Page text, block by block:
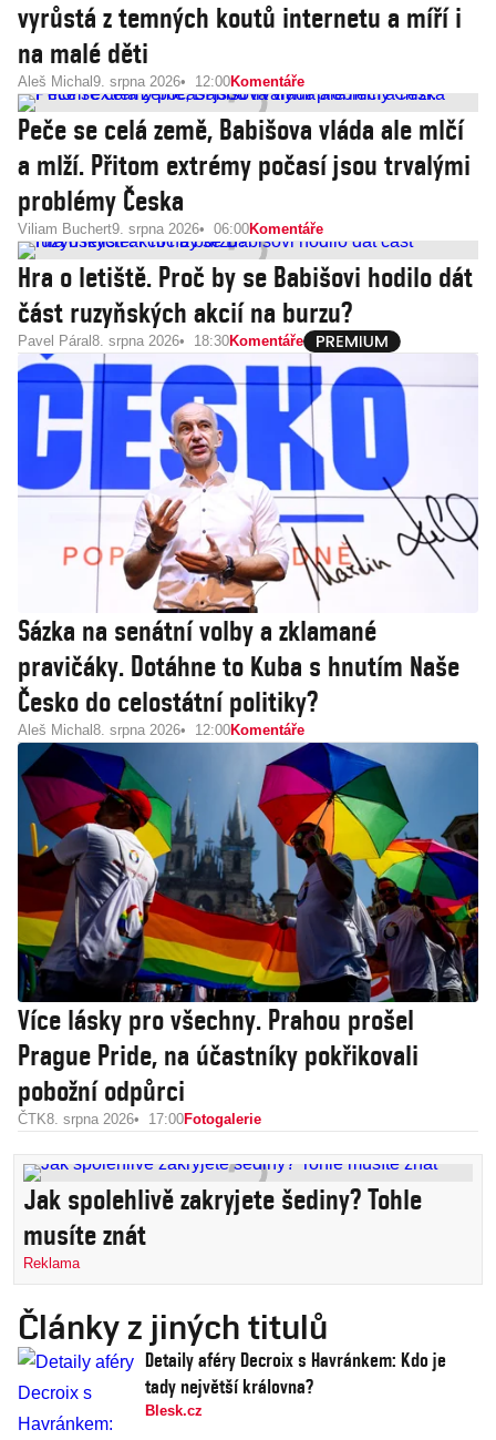
vyrůstá z temných koutů internetu a míří i
na malé děti
Aleš Michal 9. srpna 2026 12:00Komentáře
Peče se celá země, Babišova vláda ale mlčí
a mlží. Přitom extrémy počasí jsou trvalými
problémy Česka
Viliam Buchert9. srpna 2026 06:00Komentáře
Hra o letiště. Proč by se Babišovi hodilo dát
část ruzyňských akcií na burzu?
Pavel Páral 8. srpna 2026 18:30Komentáře
Sázka na senátní volby a zklamané
pravičáky. Dotáhne to Kuba s hnutím Naše
Česko do celostátní politiky?
Aleš Michal 8. srpna 2026 12:00Komentáře
Více lásky pro všechny. Prahou prošel
Prague Pride, na účastníky pokřikovali
pobožní odpůrci
ČTK8. srpna 2026 17:00Fotogalerie
Jak spolehlivě zakryjete šediny? Tohle
musíte znát
Reklama
Články z jiných titulů
Detaily aféry Decroix s Havránkem: Kdo je
tady největší královna?
Blesk.cz